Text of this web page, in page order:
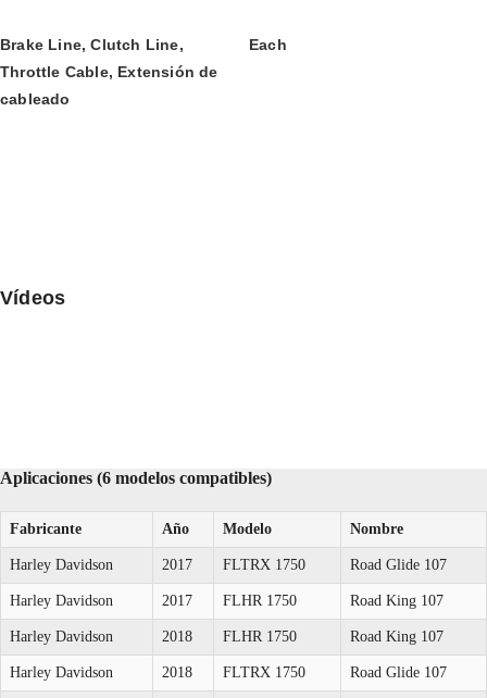
Brake Line, Clutch Line,
Throttle Cable, Extensión de
cableado
Each
Vídeos
Aplicaciones (6 modelos compatibles)
Fabricante Año Modelo Nombre
Harley Davidson 2017 FLTRX 1750 Road Glide 107
Harley Davidson 2017 FLHR 1750 Road King 107
Harley Davidson 2018 FLHR 1750 Road King 107
Harley Davidson 2018 FLTRX 1750 Road Glide 107